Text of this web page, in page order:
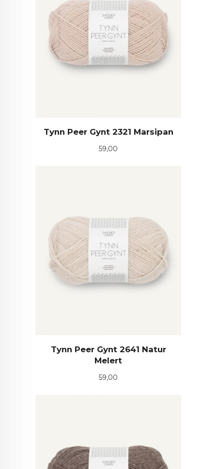
Tynn Peer Gynt 2321 Marsipan
Pris
59,00
Tynn Peer Gynt 2641 Natur
Melert
Pris
59,00